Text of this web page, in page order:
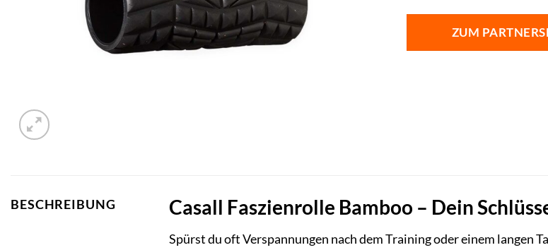
ZUM
BESCHREIBUNG Casall Faszienrolle Bamboo – Dein
Spürst du oft Verspannungen nach dem Training oder einem langen